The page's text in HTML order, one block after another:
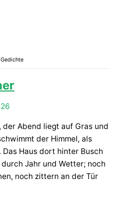
Gedichte
Abend liegt auf Gras und
der Himmel, als
Haus dort hinter Busch
Jahr und Wetter; noch
noch zittern an der Tür